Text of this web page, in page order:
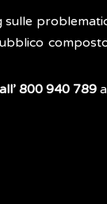
800 940 789